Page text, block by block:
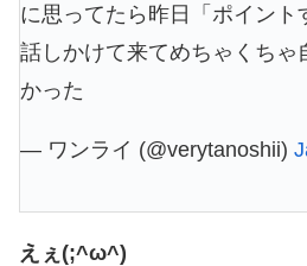
に思ってたら昨日「ポイント
話しかけて来てめちゃくちゃ
かった
— ワンライ (@verytanoshii)
えぇ(;^ω^)